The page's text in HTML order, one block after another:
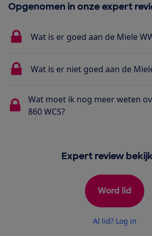
Opgenomen in onze expert
Wat is er goed aan de Miele
Wat is er niet goed aan de
Wat moet ik nog meer weten
860 WCS?
Expert review
Word lid
Al lid? Log in